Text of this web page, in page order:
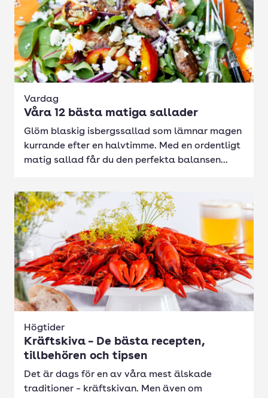
Vardag
Våra 12 bästa matiga sallader
Glöm blaskig isbergssallad som lämnar magen
kurrande efter en halvtimme. Med en ordentligt
matig sallad får du den perfekta balansen...
Högtider
Kräftskiva – De bästa recepten,
tillbehören och tipsen
Det är dags för en av våra mest älskade
traditioner – kräftskivan. Men även om